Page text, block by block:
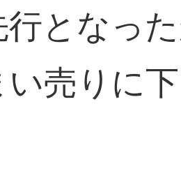
行となっ
い売りに